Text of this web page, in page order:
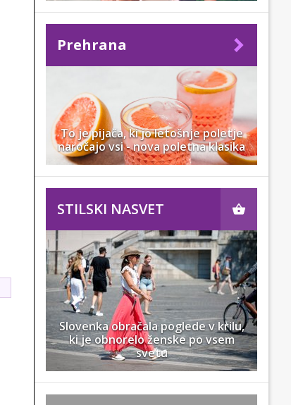
Prehrana
To je pijača, ki jo letošnje poletje
naročajo vsi - nova poletna klasika
STILSKI NASVET
Slovenka obračala poglede v krilu,
ki je obnorelo ženske po vsem
svetu